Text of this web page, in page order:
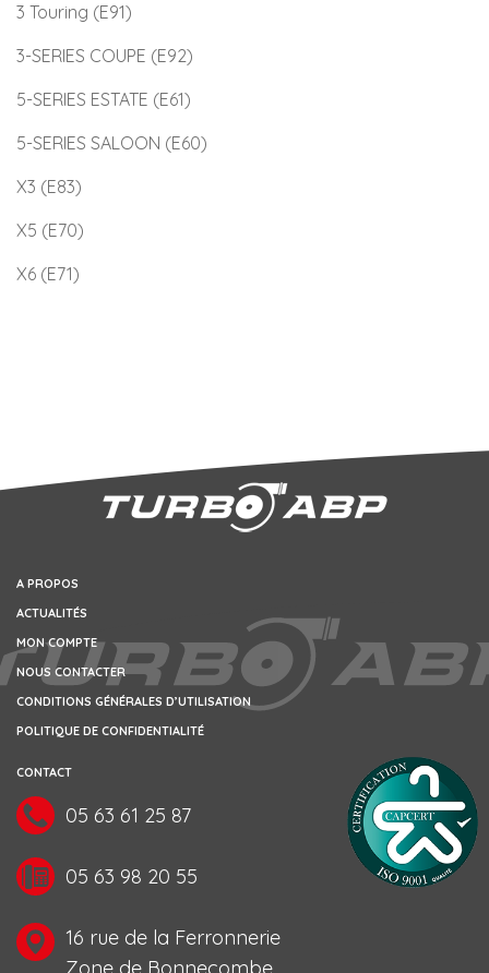
3 Touring (E91)
3-SERIES COUPE (E92)
5-SERIES ESTATE (E61)
5-SERIES SALOON (E60)
X3 (E83)
X5 (E70)
X6 (E71)
A PROPOS
ACTUALITÉS
MON COMPTE
NOUS CONTACTER
CONDITIONS GÉNÉRALES D’UTILISATION
POLITIQUE DE CONFIDENTIALITÉ
CONTACT
05 63 61 25 87
05 63 98 20 55
16 rue de la Ferronnerie
Zone de Bonnecombe